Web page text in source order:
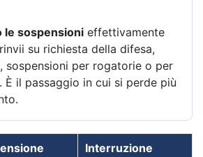
le sospensioni effettivamente
su richiesta della difesa,
sospensioni per rogatorie o per
È il passaggio in cui si perde più
Interruzione